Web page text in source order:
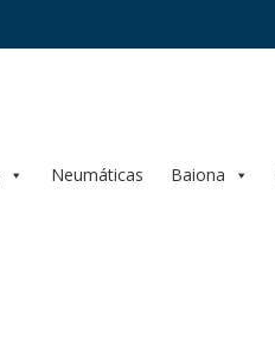
Neumáticas Baiona